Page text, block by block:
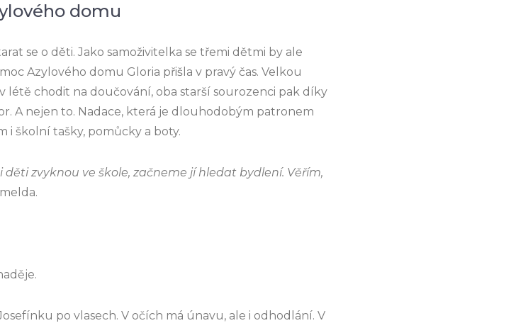
domu
se o děti. Jako samoživitelka se třemi dětmi by ale
Azylového domu Gloria přišla v pravý čas. Velkou
létě chodit na doučování, oba starší sourozenci pak díky
A nejen to. Nadace, která je dlouhodobým patronem
i školní tašky, pomůcky a boty.
zvyknou ve škole, začneme jí hledat bydlení. Věřím,
po vlasech. V očích má únavu, ale i odhodlání. V